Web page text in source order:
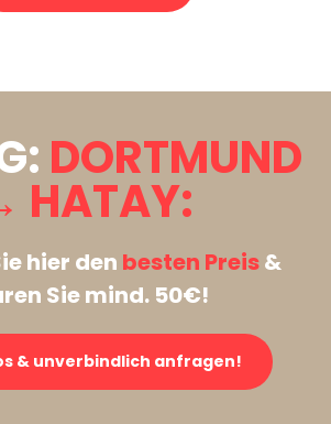
DORTMUND
HATAY:
hier den besten Preis&
Sie mind. 50€!
& unverbindlich anfragen!